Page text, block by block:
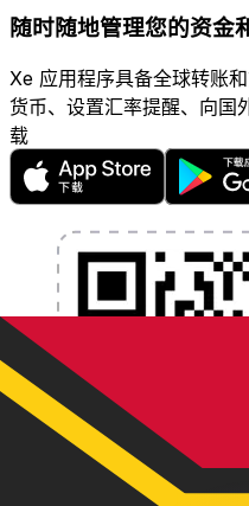
随时随地管理您的资金
Xe 应用程序具备全球转账
货币、设置汇率提醒、向国
载